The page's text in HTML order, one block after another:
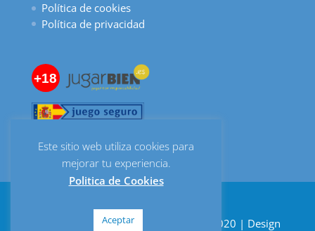
Política de cookies
Política de privacidad
+18
Despacho de Lotería Bombonería © 2020 | Design
Este sitio web utiliza cookies para
mejorar tu experiencia.
Politica de Cookies
Aceptar